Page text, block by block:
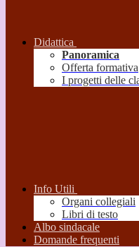
Didattica
Panoramica
Offerta formativa
I progetti delle
Info Utili
Organi collegiali
Libri di testo
Albo sindacale
Domande frequenti